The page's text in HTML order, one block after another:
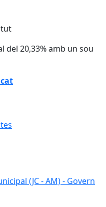
del 20,33% amb un sou
(JC - AM) - Govern